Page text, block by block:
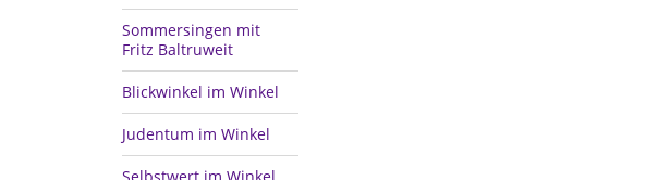
Sommersingen mit
Fritz Baltruweit
Blickwinkel im Winkel
Judentum im Winkel